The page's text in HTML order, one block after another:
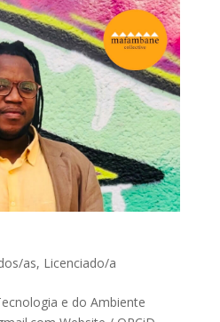
as, Licenciado/a
e do Ambiente